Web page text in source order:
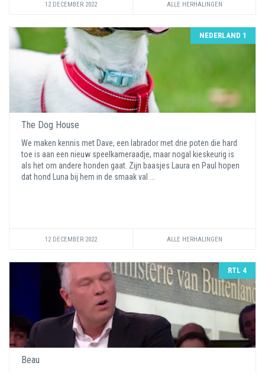
12 DECEMBER 2022 ALLE HERHALINGEN
NEDERLAND 1
The Dog House
We maken kennis met Dave, een labrador met drie poten die hard
toe is aan een nieuw speelkameraadje, maar nogal kieskeurig is
als het om andere honden gaat. Zijn baasjes Laura en Paul hopen
dat hond Luna bij hem in de smaak val ...
12 DECEMBER 2022 ALLE HERHALINGEN
RTL 4
Beau